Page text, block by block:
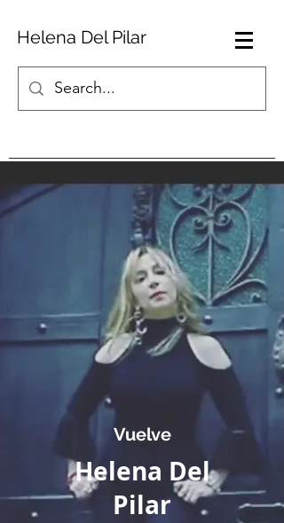
Helena Del Pilar
Vuelve
Helena Del
Pilar